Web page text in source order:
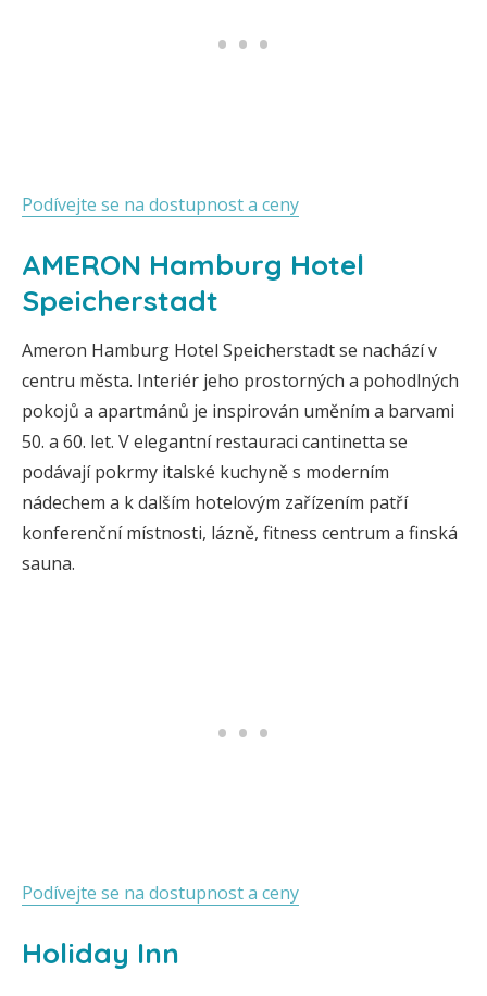
Podívejte se na dostupnost a ceny
AMERON Hamburg Hotel
Speicherstadt
Ameron Hamburg Hotel Speicherstadt se nachází v
centru města. Interiér jeho prostorných a pohodlných
pokojů a apartmánů je inspirován uměním a barvami
50. a 60. let. V elegantní restauraci cantinetta se
podávají pokrmy italské kuchyně s moderním
nádechem a k dalším hotelovým zařízením patří
konferenční místnosti, lázně, fitness centrum a finská
sauna.
Podívejte se na dostupnost a ceny
Holiday Inn